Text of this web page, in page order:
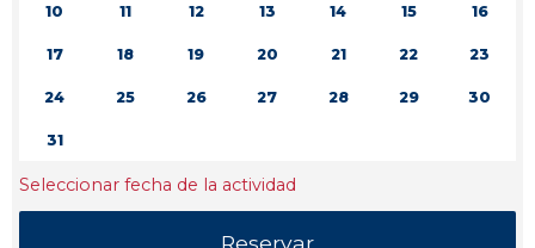
10 11 12 13 14 15 16
17 18 19 20 21 22 23
24 25 26 27 28 29 30
31
Seleccionar fecha de la actividad